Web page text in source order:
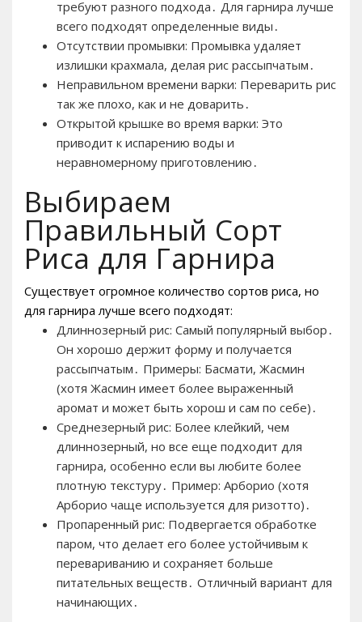
требуют разного подхода․ Для гарнира лучше
всего подходят определенные виды․
Отсутствии промывки: Промывка удаляет
излишки крахмала, делая рис рассыпчатым․
Неправильном времени варки: Переварить рис
так же плохо, как и не доварить․
Открытой крышке во время варки: Это
приводит к испарению воды и
неравномерному приготовлению․
Выбираем
Правильный Сорт
Риса для Гарнира
Существует огромное количество сортов риса, но
для гарнира лучше всего подходят:
Длиннозерный рис: Самый популярный выбор․
Он хорошо держит форму и получается
рассыпчатым․ Примеры: Басмати, Жасмин
(хотя Жасмин имеет более выраженный
аромат и может быть хорош и сам по себе)․
Среднезерный рис: Более клейкий, чем
длиннозерный, но все еще подходит для
гарнира, особенно если вы любите более
плотную текстуру․ Пример: Арборио (хотя
Арборио чаще используется для ризотто)․
Пропаренный рис: Подвергается обработке
паром, что делает его более устойчивым к
перевариванию и сохраняет больше
питательных веществ․ Отличный вариант для
начинающих․